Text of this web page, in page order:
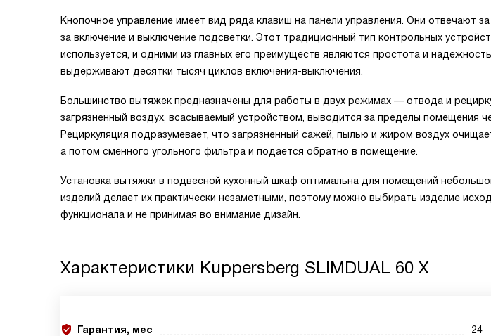
Кнопочное управление имеет вид ряда клавиш на панели управления. Они отвечают
за включение и выключение подсветки. Этот традиционный тип контрольных
используется, и одними из главных его преимуществ являются простота и
выдерживают десятки тысяч циклов включения-выключения.
Большинство вытяжек предназначены для работы в двух режимах — отвода и
загрязненный воздух, всасываемый устройством, выводится за пределы помещения
Рециркуляция подразумевает, что загрязненный сажей, пылью и жиром воздух
а потом сменного угольного фильтра и подается обратно в помещение.
Установка вытяжки в подвесной кухонный шкаф оптимальна для помещений
изделий делает их практически незаметными, поэтому можно выбирать изделие
функционала и не принимая во внимание дизайн.
Характеристики Kuppersberg SLIMDUAL 60 X
Гарантия, мес
24